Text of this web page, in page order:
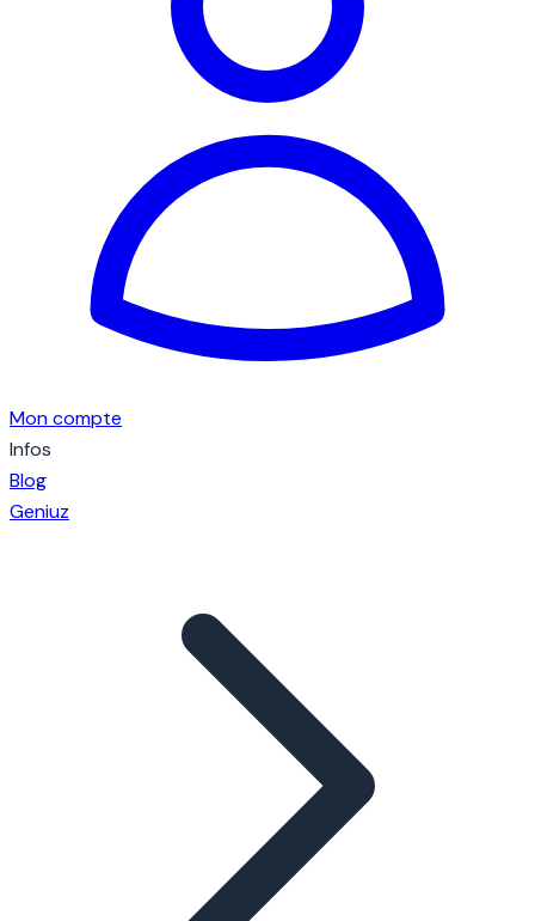
Mon compte
Infos
Blog
Geniuz